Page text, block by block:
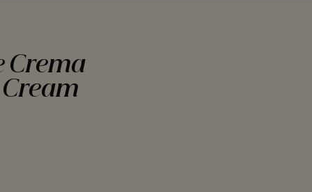
Crema